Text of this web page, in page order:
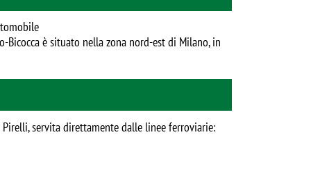
è situato nella zona nord-est di Milano, in
servita direttamente dalle linee ferroviarie: